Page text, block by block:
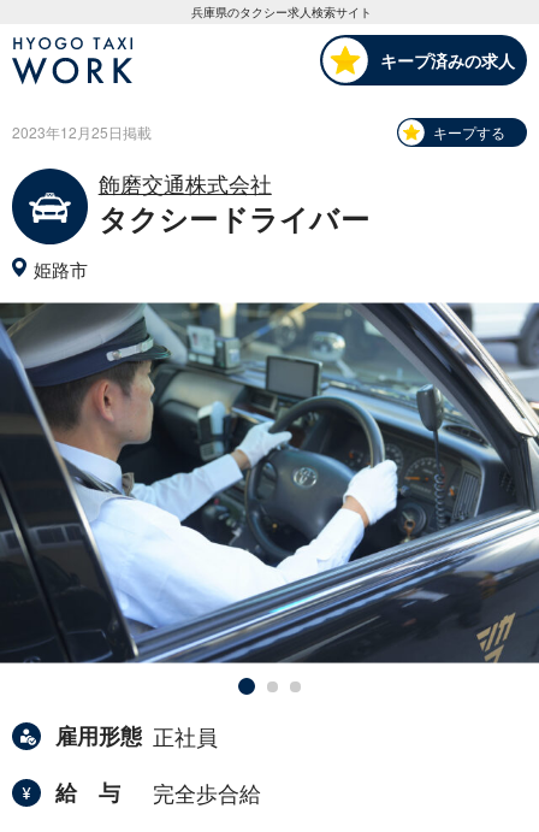
HYOGO TAXI WORK
兵庫県のタクシー求人検索サイト
キープ済みの求人
2023年12月25日掲載 キープする
飾磨交通株式会社
タクシードライバー
姫路市
雇用形態 正社員
給与
完全歩合給